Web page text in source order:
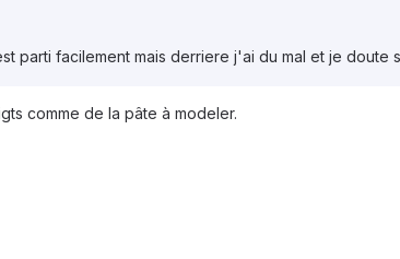
parti facilement mais derriere j'ai du mal et je doute
comme de la pâte à modeler.